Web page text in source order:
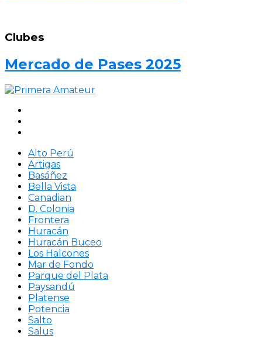
Clubes
Mercado de Pases 2025
Alto Perú
Artigas
Basáñez
Bella Vista
Canadian
D. Colonia
Frontera
Huracán
Huracán Buceo
Los Halcones
Mar de Fondo
Parque del Plata
Paysandú
Platense
Potencia
Salto
Salus